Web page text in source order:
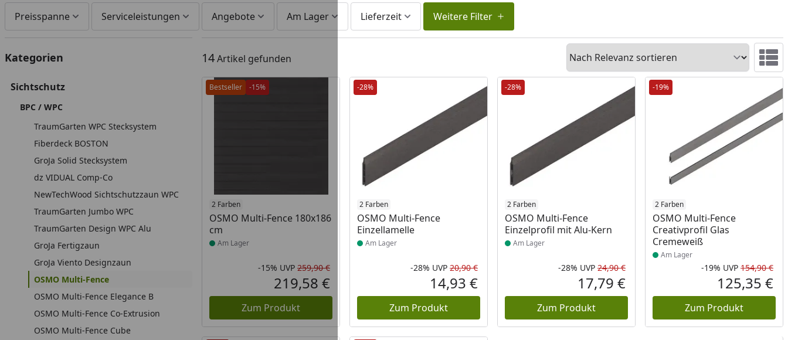
Preisspanne Serviceleistungen Angebote Am Lager Lieferzeit Weitere Filter
Kategorien
Sichtschutz
BPC / WPC
TraumGarten WPC Stecksystem
Fiberdeck BOSTON
GroJa Solid Stecksystem
dz VIDUAL Comp-Co
NewTechWood Sichtschutzzaun WPC
TraumGarten Jumbo WPC
TraumGarten Design WPC Alu
GroJa Fertigzaun
GroJa Viento Designzaun
OSMO Multi-Fence
OSMO Multi-Fence Elegance B
OSMO Multi-Fence Co-Extrusion
OSMO Multi-Fence Cube
14Artikel gefunden
Sortieren
Bestseller -15%
2 Farben
OSMO Multi-Fence 180x186
cm
Produkt am Lager
Am Lager
Rabatt in Prozent
-15%
Ursprünglicher Preis
UVP 259,90 €
Aktueller Preis
219,58 €
Zum Produkt
-28%
2 Farben
OSMO Multi-Fence
Einzellamelle
Produkt am Lager
Am Lager
Rabatt in Prozent
-28%
Ursprünglicher Preis
UVP 20,90 €
Aktueller Preis
14,93 €
Zum Produkt
-28%
2 Farben
OSMO Multi-Fence
Einzelprofil mit Alu-Kern
Produkt am Lager
Am Lager
Rabatt in Prozent
-28%
Ursprünglicher Preis
UVP 24,90 €
Aktueller Preis
17,79 €
Zum Produkt
-19%
2 Farben
OSMO Multi-Fence
Creativprofil Glas
Cremeweiß
Produkt am Lager
Am Lager
-19% UVP 154,90 €
125,35 €
Zum Produkt